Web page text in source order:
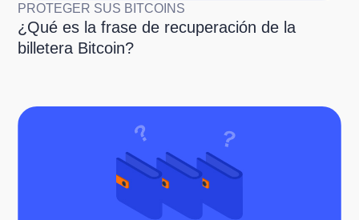
PROTEGER SUS BITCOINS
¿Qué es la frase de recuperación de la
billetera Bitcoin?